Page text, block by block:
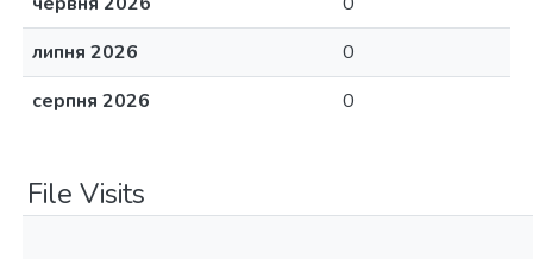
липня 2026
0
серпня 2026
0
File Visits